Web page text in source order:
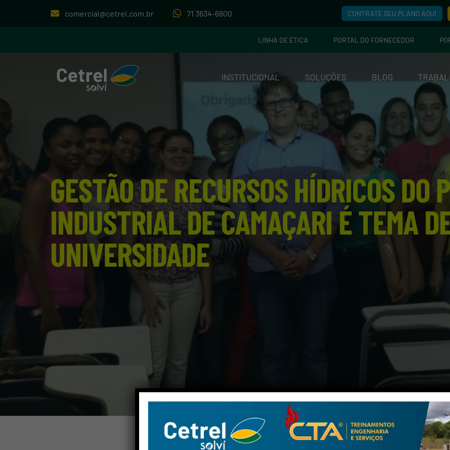
comercial@cetrel.com.br 71 3634-6800 CONTRATE SEU PLANO AQUI
LINHA DE ÉTICA PORTAL DO FORNECEDOR
INSTITUCIONAL SOLUÇÕES BLOG
GESTÃO DE RECURSOS HÍDRICOS DO
INDUSTRIAL DE CAMAÇARI É TEMA
UNIVERSIDADE
Vamos conversar pelo
Whatsapp